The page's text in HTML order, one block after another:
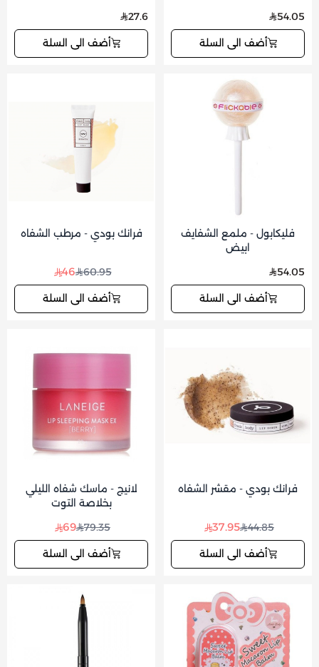
54.05
أضف الى السلة
27.6
أضف الى السلة
فليكابول - ملمع الشفايف
ابيض
54.05
أضف الى السلة
فرانك بودي - مرطب الشفاه
60.95
46
أضف الى السلة
فرانك بودي - مقشر الشفاه
44.85
37.95
أضف الى السلة
لانيج - ماسك شفاه الليلي
بخلاصة التوت
79.35
69
أضف الى السلة